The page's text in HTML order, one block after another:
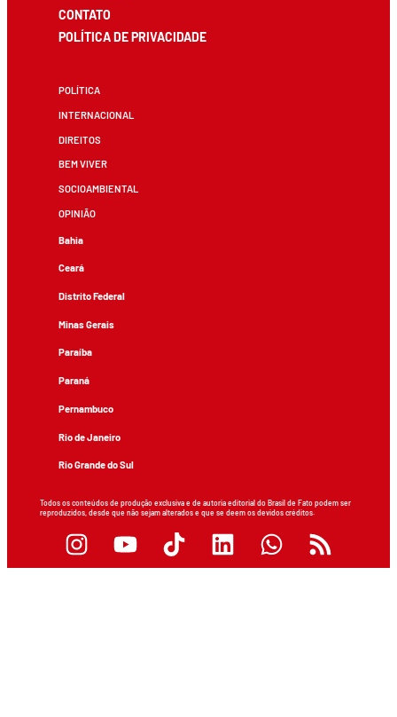
CONTATO
POLÍTICA DE PRIVACIDADE
POLÍTICA
INTERNACIONAL
DIREITOS
BEM VIVER
SOCIOAMBIENTAL
OPINIÃO
Bahia
Ceará
Distrito Federal
Minas Gerais
Paraíba
Paraná
Pernambuco
Rio de Janeiro
Rio Grande do Sul
Todos os conteúdos de produção exclusiva e de autoria editorial do Brasil de Fato podem ser
reproduzidos, desde que não sejam alterados e que se deem os devidos créditos.